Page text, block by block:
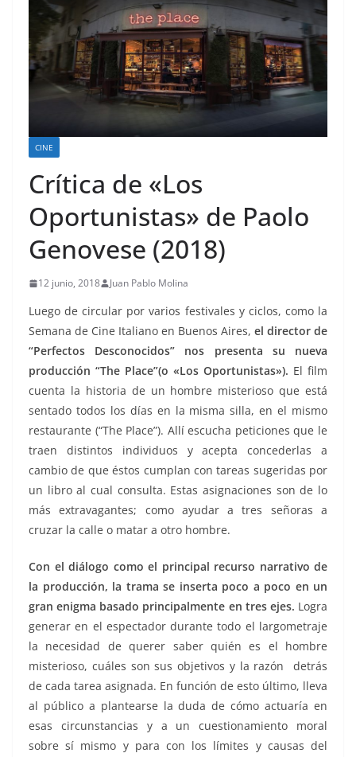
CINE
Crítica de «Los
Oportunistas» de Paolo
Genovese (2018)
12 junio, 2018 Juan Pablo Molina
Luego de circular por varios festivales y ciclos, como la
Semana de Cine Italiano en Buenos Aires, el director de
“Perfectos Desconocidos” nos presenta su nueva
producción “The Place”(o «Los Oportunistas»). El film
cuenta la historia de un hombre misterioso que está
sentado todos los días en la misma silla, en el mismo
restaurante (“The Place”). Allí escucha peticiones que le
traen distintos individuos y acepta concederlas a
cambio de que éstos cumplan con tareas sugeridas por
un libro al cual consulta. Estas asignaciones son de lo
más extravagantes; como ayudar a tres señoras a
cruzar la calle o matar a otro hombre.
Con el diálogo como el principal recurso narrativo de
la producción, la trama se inserta poco a poco en un
gran enigma basado principalmente en tres ejes. Logra
generar en el espectador durante todo el largometraje
la necesidad de querer saber quién es el hombre
misterioso, cuáles son sus objetivos y la razón detrás
de cada tarea asignada. En función de esto último, lleva
al público a plantearse la duda de cómo actuaría en
esas circunstancias y a un cuestionamiento moral
sobre sí mismo y para con los límites y causas del